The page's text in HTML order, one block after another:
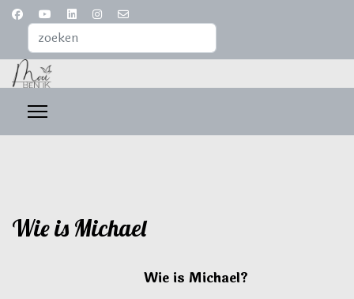
Zoeken...
Wie is Michael
Wie is Michael?